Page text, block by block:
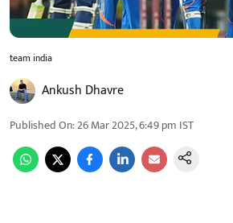
team india
Ankush Dhavre
Published On:26 Mar 2025, 6:49 pm IST